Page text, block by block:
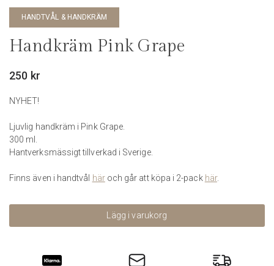
HANDTVÅL & HANDKRÄM
Handkräm Pink Grape
250 kr
NYHET!
Ljuvlig handkräm i Pink Grape.
300 ml.
Hantverksmässigt tillverkad i Sverige.
Finns även i handtvål häroch går att köpa i 2-pack här.
Lägg i varukorg